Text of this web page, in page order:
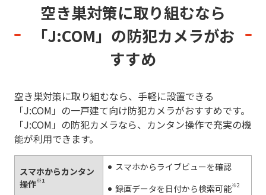
空き巣対策に取り組むなら
「J:COM」の防犯カメラがお
すすめ
空き巣対策に取り組むなら、手軽に設置できる
「J:COM」の一戸建て向け防犯カメラがおすすめです。
「J:COM」の防犯カメラなら、カンタン操作で充実の機
能が利用できます。
スマホからカンタン
操作※1
スマホからライブビューを確認
録画データを日付から検索可能※2